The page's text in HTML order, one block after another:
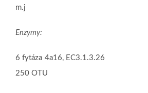
m.j
Enzymy:
6 fytáza 4a16,
250 OTU